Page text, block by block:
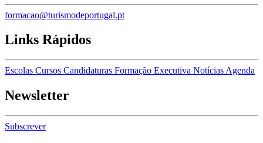
formacao@turismodeportugal.pt
Links Rápidos
Escolas Cursos Candidaturas Formação Executiva Notícias Agenda
Newsletter
Subscrever